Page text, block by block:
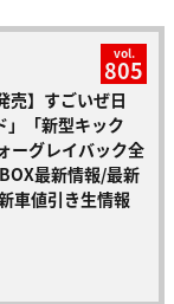
vol.
805
売】すごいぜ日
」「新型キック
ーグレイバック全
最新情報/最新
車値引き生情報